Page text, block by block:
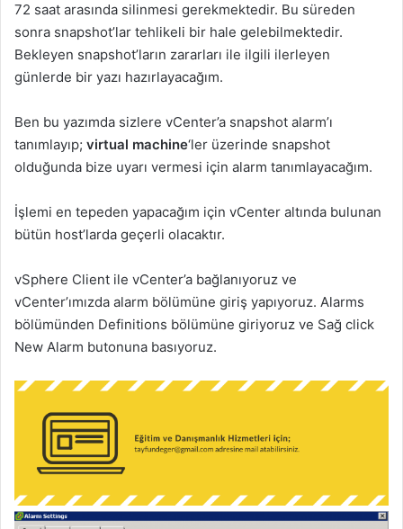
a
g
ö
n
e
m
k
72 saat arasında silinmesi gerekmektedir. Bu süreden
sonra snapshot’lar tehlikeli bir hale gelebilmektedir.
Bekleyen snapshot’ların zararları ile ilgili ilerleyen
günlerde bir yazı hazırlayacağım.
Ben bu yazımda sizlere vCenter’a snapshot alarm’ı
tanımlayıp; virtual machine‘ler üzerinde snapshot
olduğunda bize uyarı vermesi için alarm tanımlayacağım.
İşlemi en tepeden yapacağım için vCenter altında bulunan
bütün host’larda geçerli olacaktır.
vSphere Client ile vCenter’a bağlanıyoruz ve
vCenter’ımızda alarm bölümüne giriş yapıyoruz. Alarms
bölümünden Definitions bölümüne giriyoruz ve Sağ click
New Alarm butonuna basıyoruz.